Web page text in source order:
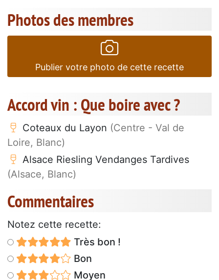
Photos des membres
Publier votre photo de cette recette
Accord vin : Que boire avec ?
Coteaux du Layon (Centre - Val de
Loire, Blanc)
Alsace Riesling Vendanges Tardives
(Alsace, Blanc)
Commentaires
Notez cette recette:
Très bon !
Bon
Moyen